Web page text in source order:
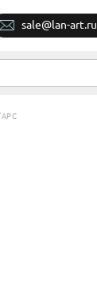
sale@lan-art.ru